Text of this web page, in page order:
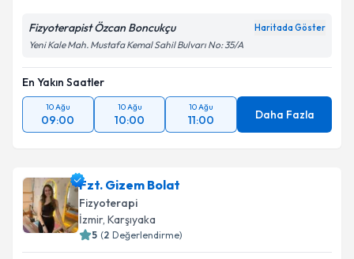
Fizyoterapist Özcan Boncukçu Haritada Göster
Yeni Kale Mah. Mustafa Kemal Sahil Bulvarı No: 35/A
En Yakın Saatler
10 Ağu
09:00
10 Ağu
10:00
10 Ağu
11:00 Daha Fazla
Fzt. Gizem Bolat
Fizyoterapi
İzmir, Karşıyaka
5 (2 Değerlendirme)